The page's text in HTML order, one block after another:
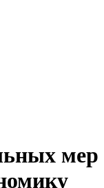
мер